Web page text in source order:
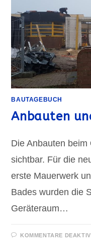
BAUTAGEBUCH
Anbauten
Die Anbauten
sichtbar. Für die
erste Mauerwerk
Bades wurden die
Geräteraum…
KOMMENTARE